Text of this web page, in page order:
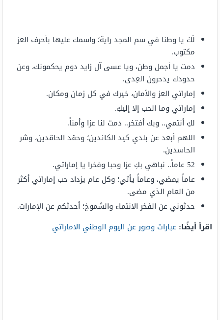
لَكَ يا وطنا في سم المجد راية؛ واسمك عليها بأحرف العز
مكتوب.
دمت يا أجمل وطن، ويا عسى آل زايد دوم يحكمونك، وعن
حدودك يدحرون العِدى.
إماراتي العز والأمان، خيرك في كل زمان ومكان.
إماراتي وما الحب إلا إليكِ.
لكِ أنتمي.. وبك أفتخر.. دمت لنا عزا وأمناً.
اللهم أبعد عن بلدي كيد الكائدين؛ وحقد الحاقدين، وشر
الحاسدين.
52 عاماً.. نباهي بكِ عزا وحبا وفخرا يا إماراتي.
عاماً يمضي، وعاماً يأتي؛ وكل عام يزداد حب إماراتي أكثر
من العام الذي مضى.
حدثوني عن الفخر الانتماء والشموخ؛ أحدثكم عن الإمارات.
اقرأ أيضًا: عبارات وصور عن اليوم الوطني الاماراتي